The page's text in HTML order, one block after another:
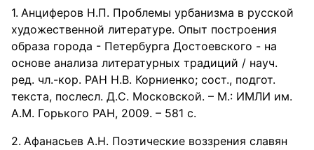
Анциферов Н.П. Проблемы урбанизма в русской
художественной литературе. Опыт построения
образа города - Петербурга Достоевского - на
основе анализа литературных традиций / науч.
ред. чл.-кор. РАН Н.В. Корниенко; сост., подгот.
текста, послесл. Д.С. Московской. – М.: ИМЛИ им.
А.М. Горького РАН, 2009. – 581 с.
Афанасьев А.Н. Поэтические воззрения славян